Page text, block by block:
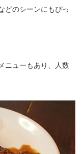
どのシーンにもぴっ
ニューもあり、人数